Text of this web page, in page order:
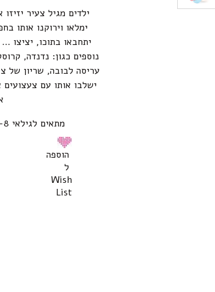
ילדים מגיל צעיר
ימלאו וירוקנו אותו
יתחבאו בתוכו, יציצו
נוספים כגון: נדנדה,
עריסה לבובה, שריון של
ישלבו אותו עם צעצועים
מתאים לגילאי 2-8 .צעצוע הגדל עם הילד!
הוספה
ל
Wish
List